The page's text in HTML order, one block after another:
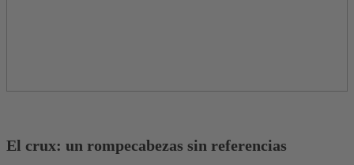
El crux: un rompecabezas sin referencias